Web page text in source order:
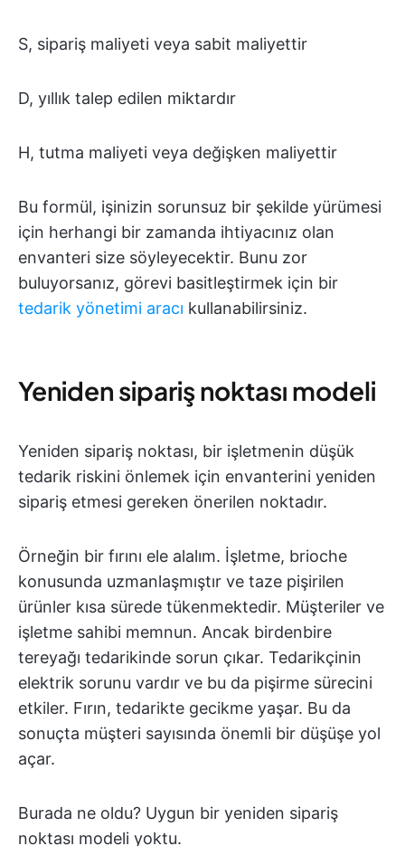
S, sipariş maliyeti veya sabit maliyettir
D, yıllık talep edilen miktardır
H, tutma maliyeti veya değişken maliyettir
Bu formül, işinizin sorunsuz bir şekilde yürümesi
için herhangi bir zamanda ihtiyacınız olan
envanteri size söyleyecektir. Bunu zor
buluyorsanız, görevi basitleştirmek için bir
tedarik yönetimi aracı kullanabilirsiniz.
Yeniden sipariş noktası modeli
Yeniden sipariş noktası, bir işletmenin düşük
tedarik riskini önlemek için envanterini yeniden
sipariş etmesi gereken önerilen noktadır.
Örneğin bir fırını ele alalım. İşletme, brioche
konusunda uzmanlaşmıştır ve taze pişirilen
ürünler kısa sürede tükenmektedir. Müşteriler ve
işletme sahibi memnun. Ancak birdenbire
tereyağı tedarikinde sorun çıkar. Tedarikçinin
elektrik sorunu vardır ve bu da pişirme sürecini
etkiler. Fırın, tedarikte gecikme yaşar. Bu da
sonuçta müşteri sayısında önemli bir düşüşe yol
açar.
Burada ne oldu? Uygun bir yeniden sipariş
noktası modeli yoktu.